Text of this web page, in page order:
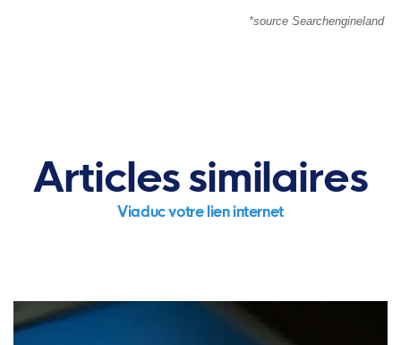
*source Searchengineland
Articles similaires
Viaduc votre lien internet